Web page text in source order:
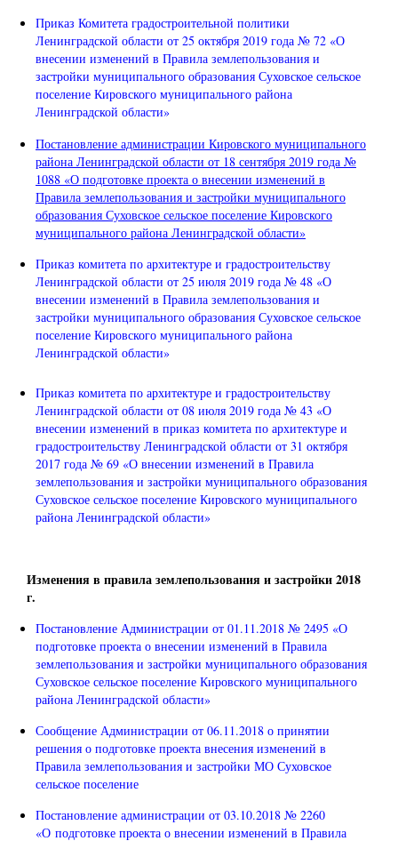
Приказ Комитета градостроительной политики
Ленинградской области от 25 октября 2019 года № 72 «О
внесении изменений в Правила землепользования и
застройки муниципального образования Суховское сельское
поселение Кировского муниципального района
Ленинградской области»
Постановление администрации Кировского муниципального
района Ленинградской области от 18 сентября 2019 года №
1088 «О подготовке проекта о внесении изменений в
Правила землепользования и застройки муниципального
образования Суховское сельское поселение Кировского
муниципального района Ленинградской области»
Приказ комитета по архитектуре и градостроительству
Ленинградской области от 25 июля 2019 года № 48 «О
внесении изменений в Правила землепользования и
застройки муниципального образования Суховское сельское
поселение Кировского муниципального района
Ленинградской области»
Приказ комитета по архитектуре и градостроительству
Ленинградской области от 08 июля 2019 года № 43 «О
внесении изменений в приказ комитета по архитектуре и
градостроительству Ленинградской области от 31 октября
2017 года № 69 «О внесении изменений в Правила
землепользования и застройки муниципального образования
Суховское сельское поселение Кировского муниципального
района Ленинградской области»
Изменения в правила землепользования и застройки 2018
г.
Постановление Администрации от 01.11.2018 № 2495 «О
подготовке проекта о внесении изменений в Правила
землепользования и застройки муниципального образования
Суховское сельское поселение Кировского муниципального
района Ленинградской области»
Сообщение Администрации от 06.11.2018 о принятии
решения о подготовке проекта внесения изменений в
Правила землепользования и застройки МО Суховское
сельское поселение
Постановление администрации от 03.10.2018 № 2260
«О подготовке проекта о внесении изменений в Правила